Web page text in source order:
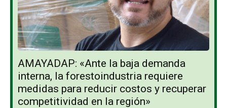
AMAYADAP: «Ante la baja demanda
interna, la forestoindustria requiere
medidas para reducir costos y recuperar
competitividad en la región»